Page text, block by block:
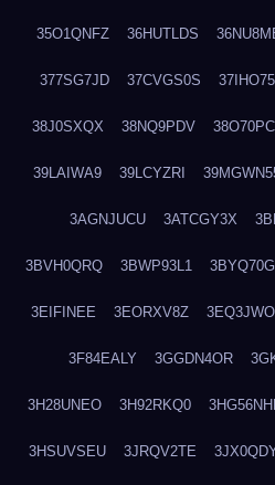
35O1QNFZ 36HUTLDS
377SG7JD 37CVGS0S
38J0SXQX 38NQ9PDV
39LAIWA9 39LCYZRI
3AGNJUCU 3ATCGY3X
3BVH0QRQ 3BWP93L1
3EIFINEE 3EORXV8Z
3F84EALY 3GGDN4OR
3H28UNEO 3H92RKQ0
3HSUVSEU 3JRQV2TE